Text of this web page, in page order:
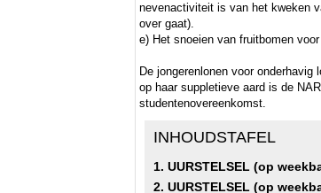
nevenactiviteit is van het kweken
over gaat).
e) Het snoeien van fruitbomen
De jongerenlonen voor
op haar suppletieve aard is de
studentenovereenkomst.
INHOUDSTAFEL
1. UURSTELSEL (op
2. UURSTELSEL (op